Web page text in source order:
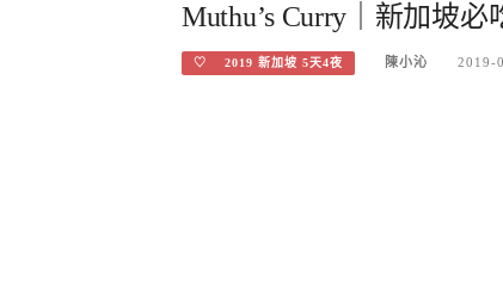
Muthu’s Curry｜新加坡
♡ 2019 新加坡 5天4夜 陳小沁 2019-